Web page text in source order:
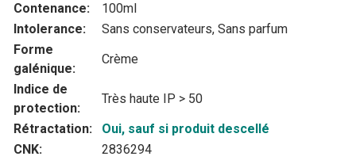
Contenance:
100ml
Intolerance:
Sans conservateurs, Sans parfum
Forme
galénique:
Crème
Indice de
protection:
Très haute IP > 50
Rétractation:
Oui, sauf si produit descellé
CNK:
2836294